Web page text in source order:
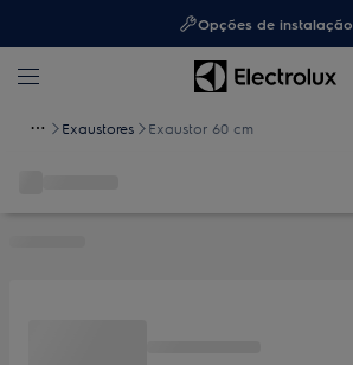
Opções de instalação
Exaustores Exaustor 60 cm